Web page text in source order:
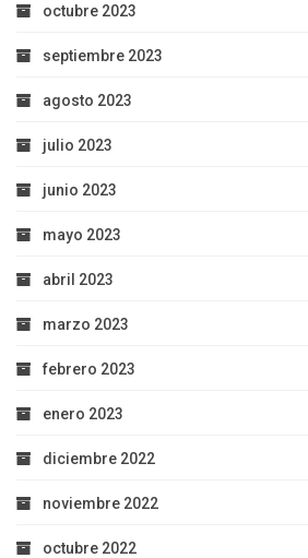
octubre 2023
septiembre 2023
agosto 2023
julio 2023
junio 2023
mayo 2023
abril 2023
marzo 2023
febrero 2023
enero 2023
diciembre 2022
noviembre 2022
octubre 2022